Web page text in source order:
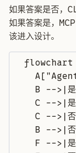
如果答案是否，
如果答案是，
该进入设计。
flowchart
A["Agent
B -->|是
C -->|是
C -->|否
B -->|否
F -->|是